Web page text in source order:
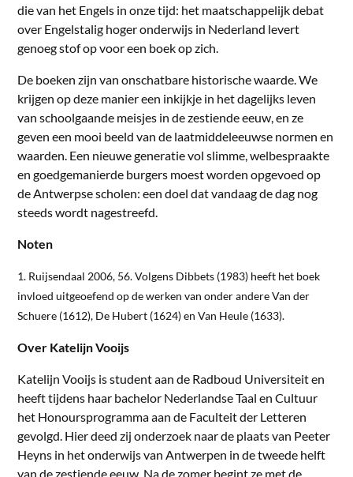
die van het Engels in onze tijd: het maatschappelijk debat
over Engelstalig hoger onderwijs in Nederland levert
genoeg stof op voor een boek op zich.
De boeken zijn van onschatbare historische waarde. We
krijgen op deze manier een inkijkje in het dagelijks leven
van schoolgaande meisjes in de zestiende eeuw, en ze
geven een mooi beeld van de laatmiddeleeuwse normen en
waarden. Een nieuwe generatie vol slimme, welbespraakte
en goedgemanierde burgers moest worden opgevoed op
de Antwerpse scholen: een doel dat vandaag de dag nog
steeds wordt nagestreefd.
Noten
1. Ruijsendaal 2006, 56. Volgens Dibbets (1983) heeft het boek
invloed uitgeoefend op de werken van onder andere Van der
Schuere (1612), De Hubert (1624) en Van Heule (1633).
Over Katelijn Vooijs
Katelijn Vooijs is student aan de Radboud Universiteit en
heeft tijdens haar bachelor Nederlandse Taal en Cultuur
het Honoursprogramma aan de Faculteit der Letteren
gevolgd. Hier deed zij onderzoek naar de plaats van Peeter
Heyns in het onderwijs van Antwerpen in de tweede helft
van de zestiende eeuw. Na de zomer begint ze met de